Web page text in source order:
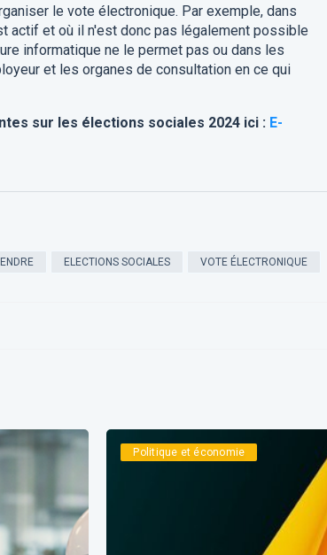
le vote électronique. Par exemple, dans
actif et où il n'est donc pas légalement possible
informatique ne le permet pas ou dans les
et les organes de consultation en ce qui
sur les élections sociales 2024 ici : E-
ELECTIONS SOCIALES VOTE ÉLECTRONIQUE
Politique et économie